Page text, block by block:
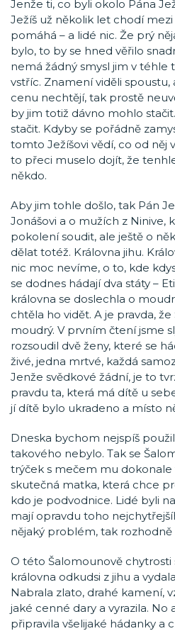
Jenže ti, co byli okolo Pána
Ježíš už několik let chodí mezi
pomáhá – a lidé nic. Že prý
bylo, to by se hned věřilo
nemá žádný smysl jim v téhle
vstříc. Znamení viděli spoustu,
cenu nechtějí, tak prostě
by jim totiž dávno mohlo
stačit. Kdyby se pořádně
tomto Ježíšovi vědí, co od něj
to přeci muselo dojít, že
někdo.
Aby jim tohle došlo, tak Pán
Jonášovi a o mužích z Ninive,
pokolení soudit, ale ještě o
dělat totéž. Královna jihu.
nic moc nevíme, o to, kde
se dodnes hádají dva státy –
královna se doslechla o
chtěla ho vidět. A je pravda,
moudrý. V prvním čtení jsme
rozsoudil dvě ženy, které se
živé, jedna mrtvé, každá
Jenže svědkové žádní, je to
pravdu ta, která má dítě u
jí dítě bylo ukradeno a místo
Dneska bychom nejspíš
takového nebylo. Tak se
trýček s mečem mu dokonale
skutečná matka, která chce
kdo je podvodnice. Lidé byli
mají opravdu toho
nějaký problém, tak
O této Šalomounově chytrosti
královna odkudsi z jihu a
Nabrala zlato, drahé kamení,
jaké cenné dary a vyrazila. No
připravila všelijaké hádanky a